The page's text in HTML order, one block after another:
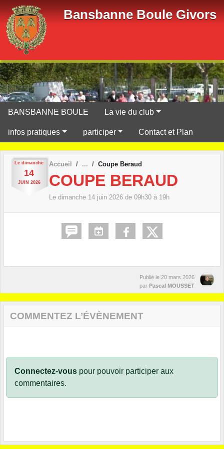
Bansbanne Boule Givors
BANSBANNE BOULE La vie du club
infos pratiques participer Contact et Plan
Le dimanche
14
JUIN 2026
Accueil Coupe Beraud
COUPE BERAUD
Le dimanche 14 juin 2026 de 09h30 à 19h
Publié le 20 mars 2026
par Pascal MOUSSET
COMMENTEZ L’ÉVÈNEMENT
Connectez-vous pour pouvoir participer aux
commentaires.
Panneau de gestion des cookies